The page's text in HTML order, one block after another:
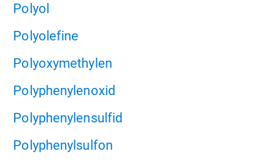
Polyol
Polyolefine
Polyoxymethylen
Polyphenylenoxid
Polyphenylensulfid
Polyphenylsulfon